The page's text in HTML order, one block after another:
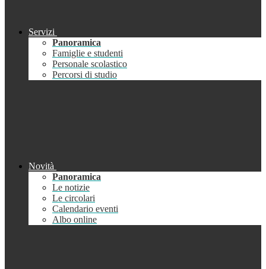
Servizi
Panoramica
Famiglie e studenti
Personale scolastico
Percorsi di studio
Novità
Panoramica
Le notizie
Le circolari
Calendario eventi
Albo online